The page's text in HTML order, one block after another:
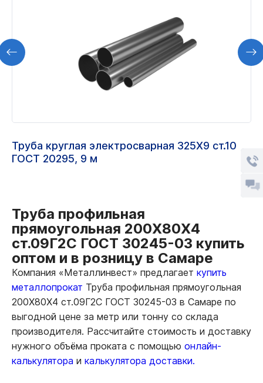
Труба круглая электросварная 325Х9 ст.10
ГОСТ 20295, 9 м
Труба профильная
прямоугольная 200Х80Х4
ст.09Г2С ГОСТ 30245-03 купить
оптом и в розницу в Самаре
Компания «Металлинвест» предлагает купить
металлопрокат Труба профильная прямоугольная
200Х80Х4 ст.09Г2С ГОСТ 30245-03 в Самаре по
выгодной цене за метр или тонну со склада
производителя. Рассчитайте стоимость и доставку
нужного объёма проката с помощью онлайн-
калькулятора и калькулятора доставки.